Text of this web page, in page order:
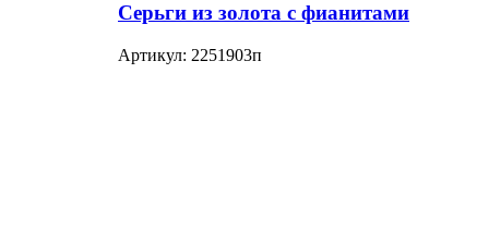
Серьги из золота с фианитами
Артикул: 2251903п